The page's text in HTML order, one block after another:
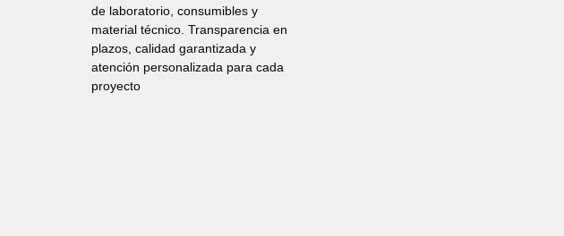
de laboratorio, consumibles y
material técnico. Transparencia en
plazos, calidad garantizada y
atención personalizada para cada
proyecto